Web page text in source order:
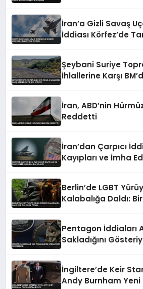
İran’a Gizli Savaş
İddiası Körfez’de
Şeybani Suriye
İhlallerine Karşı
İran, ABD’nin
Reddetti
İran’dan Çarpıcı
Kayıpları ve İmha
Berlin’de LGBT
Kalabalığa Daldı:
Pentagon İddiaları
Sakladığını
İngiltere’de Keir
Andy Burnham